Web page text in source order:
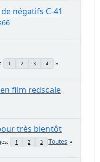
négatifs C-41
1 2 3 4
film redscale
très bientôt
1 2 3 Toutes